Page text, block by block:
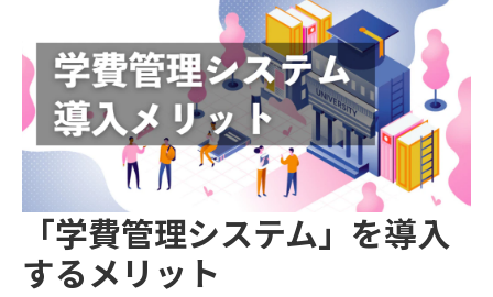
「学費管理システム」を導入
するメリット